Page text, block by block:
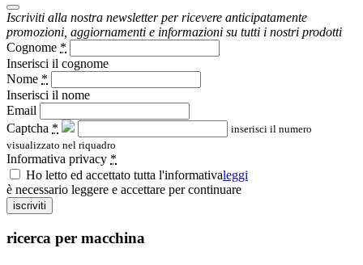
Iscriviti alla nostra newsletter per ricevere anticipatamente
promozioni, aggiornamenti e informazioni su tutti i nostri prodotti
Cognome *
Inserisci il cognome
Nome *
Inserisci il nome
Email
Captcha *
inserisci il numero
visualizzato nel riquadro
Informativa privacy *
Ho letto ed accettato tutta l'informativaleggi
è necessario leggere e accettare per continuare
iscriviti
ricerca per macchina